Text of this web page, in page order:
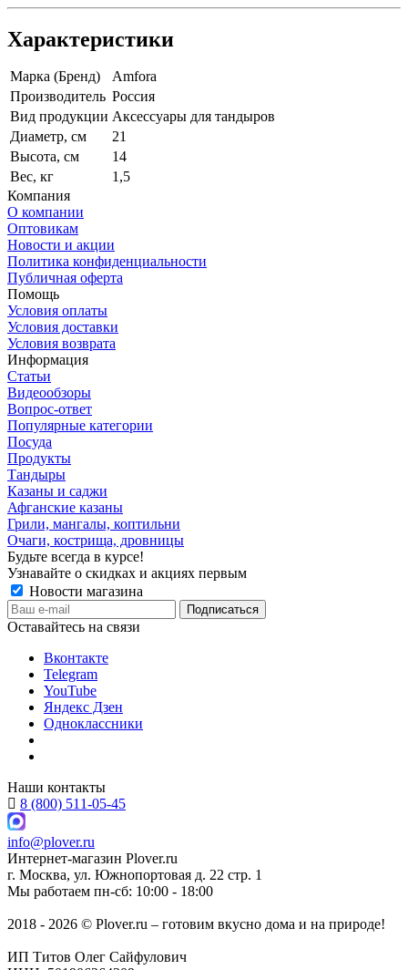
Характеристики
Марка (Бренд)
Amfora
Производитель Россия
Вид продукции Аксессуары для тандыров
Диаметр, см
21
Высота, см
14
Вес, кг
1,5
Компания
О компании
Оптовикам
Новости и акции
Политика конфиденциальности
Публичная оферта
Помощь
Условия оплаты
Условия доставки
Условия возврата
Информация
Статьи
Видеообзоры
Вопрос-ответ
Популярные категории
Посуда
Продукты
Тандыры
Казаны и саджи
Афганские казаны
Грили, мангалы, коптильни
Очаги, кострища, дровницы
Будьте всегда в курсе!
Узнавайте о скидках и акциях первым
Новости магазина
Оставайтесь на связи
Вконтакте
Telegram
YouTube
Яндекс Дзен
Одноклассники
Наши контакты
8 (800) 511-05-45
info@plover.ru
Интернет-магазин Plover.ru
г. Москва, ул. Южнопортовая д. 22 стр. 1
Мы работаем пн-сб: 10:00 - 18:00
2018 - 2026 © Plover.ru – готовим вкусно дома и на природе!
ИП Титов Олег Сайфулович